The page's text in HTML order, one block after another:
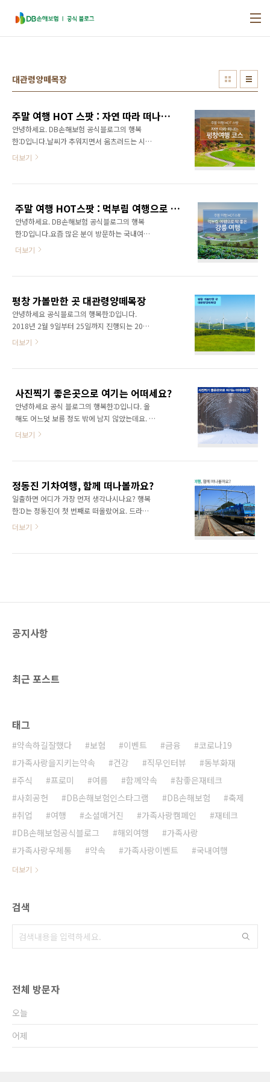
대관령양떼목장
주말 여행 HOT 스팟 : 자연 따라 떠나는 평창여행 코스
안녕하세요. DB손해보험 공식블로그의 행복
한:D입니다.날씨가 추워지면서 움츠러드는 시간
이 더욱 많아졌는데요. 더 추워지기 전에 강원도
함께 평창으로 떠나봐요~ 평창여행 코스 1. 대관
령 양떼목장 위치 : 강원도 평창군 대관령면 대관
령마루길 483-32 대관령양떼목장 가을의 마지
막 정취를 느끼고 싶은 여행객들에게 최고의 선
에서 양들이 줄지어 초원을 평화롭게 거닐고 있
에게는 재미있는 체험학습장으로, 연인과 부부
에게는 즐거운 데이트 코..
더보기
주말 여행 HOT스팟 : 먹부림 여행으로 딱 좋은 강릉 여행
안녕하세요. DB손해보험 공식블로그의 행복
한:D입니다.요즘 많은 분이 방문하는 국내여행
지이자 핫플레이스로 떠오르는 곳이 있죠. 바로
습니다. 강릉 여행 : 강문해수욕장 강문해수욕장
은 연인들 사이에서 유명한 강릉 명소입니다. 그
만큼 예쁜 사진을 찍을 수 있는 특별한 포토스팟
이 많은데요. MBC 드라마 ‘그녀는 예뻤다’에서
었던 곳이기도 합니다. 강문해수욕장은 수심
바다색깔을 자랑하는데요. 이곳에서 스킨스쿠버
를 하면 유려한 바닷속 경치..
더보기
평창 가볼만한 곳 대관령양떼목장
안녕하세요 공식블로그의 행복한:D입니다.
2018년 2월 9일부터 25일까지 진행되는 2018
평창동계올림픽이 다가오고 있습니다. 2018 평
얼마 남지 않은 5월, 다채로운 볼거리가 가득한
평창으로 떠나보는 것은 어떨까요? 평창여행 (1)
대관령양떼목장 강원도 평창군 대관령면 대관령
마루길에 위치한 대관령양떼목장은 한국의 알프
목장에 방문하면 새하얀 양들이 초지 위에서 뛰
장 둘레에는 1.2Km의 산책로가 조성되어 있어
천천히 걸으며 여유를 즐..
더보기
사진찍기 좋은곳으로 여기는 어떠세요?
안녕하세요 공식 블로그의 행복한:D입니다. 올
해도 어느덧 보름 정도 밖에 남지 않았는데요. 생
각해보면 16년이 정말 빨리 지나간 것 같아요.
기억을 그때, 그곳, 그 시간으로 되돌려 주는 역
할을 하기도 하는데요. 좋은 기억으로 남았던 시
간인 만큼 사진도 예쁘게 남는다면 더욱 좋겠죠?
겨울에는 어떤 곳이 사진 찍기에 좋을까요? 오늘
억을 예쁘게 남길 수 있는 추천 장소에 대해 소개
더보기
정동진 기차여행, 함께 떠나볼까요?
일출하면 어디가 가장 먼저 생각나시나요? 행복
한:D는 정동진이 첫 번째로 떠올랐어요. 드라마
‘모래시계’때문에 유명해져서가 아닌, 새벽기차
시작해 새벽에 도착하는 일정이라 피곤하지만,
시락을 미리 준비..
더보기
공지사항
최근 포스트
태그
약속하길잘했다 보험 이벤트 금융
코로나19
가족사랑을지키는약속
건강 직무인터뷰
동부화재
주식
프로미 여름 함께약속
참좋은재테크
사회공헌
DB손해보험인스타그램 DB손해보험
축제
취업
여행 소셜매거진 가족사랑캠페인
재테크
DB손해보험공식블로그
해외여행
가족사랑
가족사랑우체통
약속 가족사랑이벤트 국내여행
더보기
검색
전체 방문자
오늘
어제